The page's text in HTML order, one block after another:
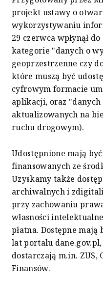
projekt ustawy o
wykorzystywaniu
29 czerwca wpłynął
kategorie "danych o
geoprzestrzenne czy
które muszą być
cyfrowym formacie
aplikacji, oraz
aktualizowanych na
ruchu drogowym).
Udostępnione mają
finansowanych ze
Uzyskamy także
archiwalnych i
przy zachowaniu
własności
płatna. Dostępne mają
lat portalu
dostarczają m.in. ZUS,
Finansów.